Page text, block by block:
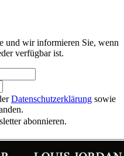
und wir informieren Sie, wenn
verfügbar ist.
Datenschutzerklärung sowie
abonnieren.